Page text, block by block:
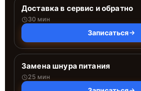
Доставка в сервис и обратно
30 мин
Записаться
Замена шнура питания
25 мин